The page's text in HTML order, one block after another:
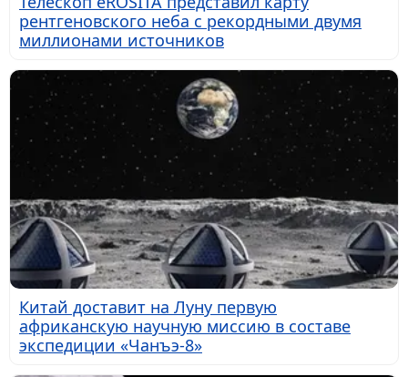
рентгеновского неба с рекордными двумя
миллионами источников
Китай доставит на Луну первую
африканскую научную миссию в составе
экспедиции «Чанъэ-8»